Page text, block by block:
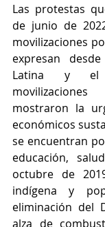
Las protestas
de junio de
movilizaciones
expresan
Latina y el
mostraron la
económicos
se encuentran
educación,
octubre de
indígena y
eliminación del
alza de